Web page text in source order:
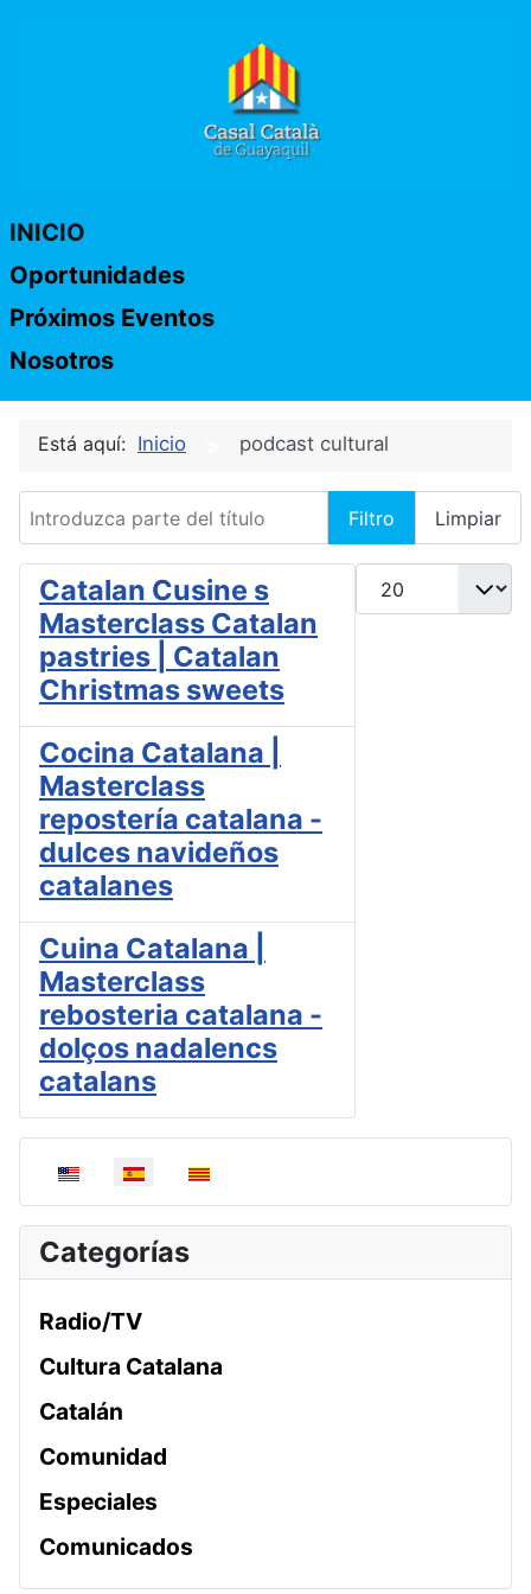
INICIO
Oportunidades
Próximos Eventos
Nosotros
Está aquí: Inicio podcast cultural
Introduzca parte del título
Filtro Limpiar
Cantidad
Catalan Cusine s
Masterclass Catalan
pastries | Catalan
Christmas sweets
Cocina Catalana |
Masterclass
repostería catalana -
dulces navideños
catalanes
Cuina Catalana |
Masterclass
rebosteria catalana -
dolços nadalencs
catalans
Seleccione su idioma
Categorías
Radio/TV
Cultura Catalana
Catalán
Comunidad
Especiales
Comunicados